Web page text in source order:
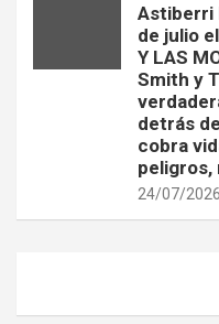
Astiberri
de julio
Y LAS
Smith y
detrás
cobra
peligros,
24/07/2026